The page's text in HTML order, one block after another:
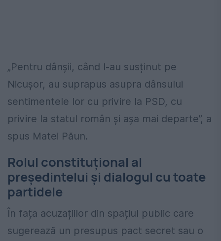
„Pentru dânșii, când l-au susținut pe
Nicușor, au suprapus asupra dânsului
sentimentele lor cu privire la PSD, cu
privire la statul român și așa mai departe”, a
spus Matei Păun.
Rolul constituțional al
președintelui și dialogul cu toate
partidele
În fața acuzațiilor din spațiul public care
sugerează un presupus pact secret sau o